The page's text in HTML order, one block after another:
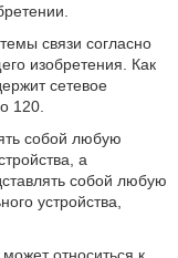
связи согласно
изобретения. Как
сетевое
120.
собой любую
а
собой любую
устройства,
относиться к